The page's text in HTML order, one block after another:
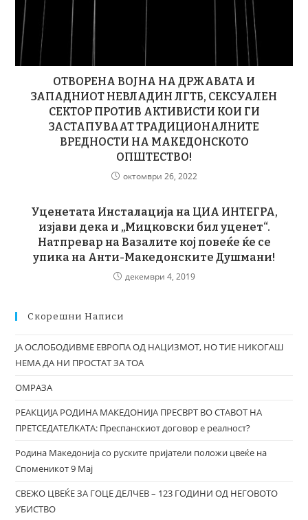
ОТВОРЕНА ВОЈНА НА ДРЖАВАТА И
ЗАПАДНИОТ НЕВЛАДИН ЛГТБ, СЕКСУАЛЕН
СЕКТОР ПРОТИВ АКТИВИСТИ КОИ ГИ
ЗАСТАПУВААТ ТРАДИЦИOНАЛНИТЕ
ВРЕДНОСТИ НА МАКЕДОНСКОТО
ОПШТЕСТВО!
октомври 26, 2022
Уценетата Инсталација на ЦИА ИНТЕГРА,
изјави дека и „Мицковски бил уценет“.
Натпревар на Вазалите кој повеќе ќе се
упика на Анти-Македонските Душмани!
декември 4, 2019
Скорешни Написи
ЈА ОСЛОБОДИВМЕ ЕВРОПА ОД НАЦИЗМОТ, НО ТИЕ НИКОГАШ
НЕМА ДА НИ ПРОСТАТ ЗА ТОА
ОМРАЗА
РЕАКЦИЈА РОДИНА МАКЕДОНИЈА ПРЕСВРТ ВО СТАВОТ НА
ПРЕТСЕДАТЕЛКАТА: Преспанскиот договор е реалност?
Родина Македонија со руските пријатели положи цвеќе на
Споменикот 9 Мај
СВЕЖО ЦВЕЌЕ ЗА ГОЦЕ ДЕЛЧЕВ – 123 ГОДИНИ ОД НЕГОВОТО
УБИСТВО